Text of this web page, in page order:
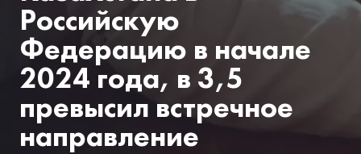
Российскую
Федерацию в начале
2024 года, в 3,5
превысил встречное
направление